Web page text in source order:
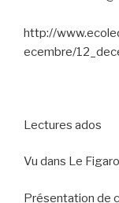
http://
ecembre/
Lectures ados
Vu dans Le
Présentation de